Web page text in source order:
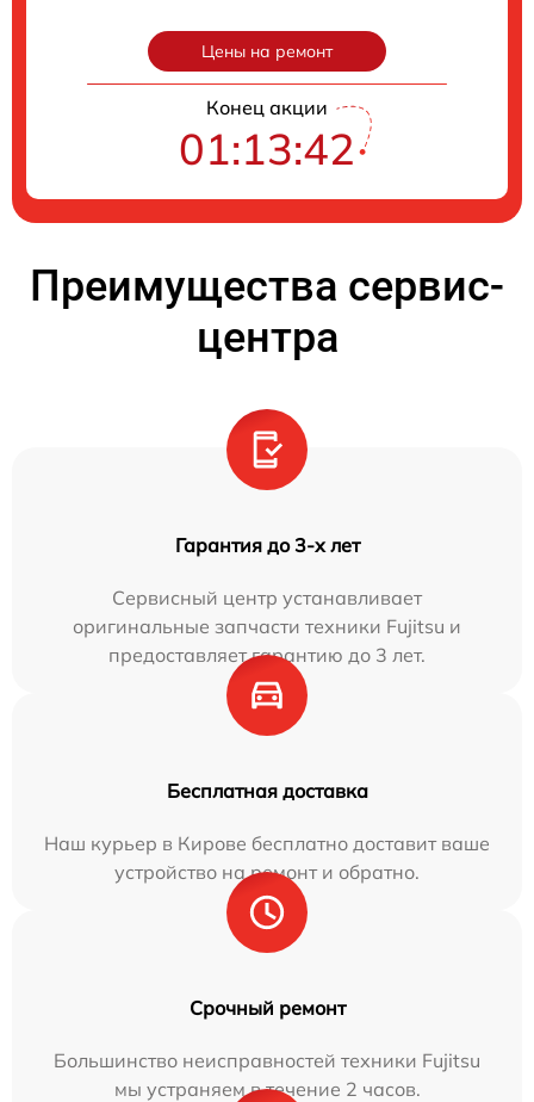
Цены на ремонт
Конец акции
01:13:41
Преимущества сервис-
центра
Гарантия до 3-х лет
Сервисный центр устанавливает
оригинальные запчасти техники Fujitsu и
предоставляет гарантию до 3 лет.
Бесплатная доставка
Наш курьер в Кирове бесплатно доставит ваше
устройство на ремонт и обратно.
Срочный ремонт
Большинство неисправностей техники Fujitsu
мы устраняем в течение 2 часов.